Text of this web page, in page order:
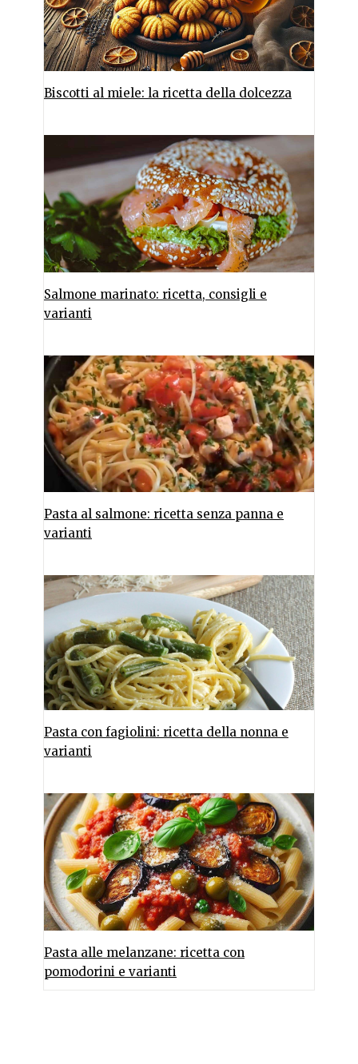
Biscotti al miele: la ricetta della dolcezza
Salmone marinato: ricetta, consigli e
varianti
Pasta al salmone: ricetta senza panna e
varianti
Pasta con fagiolini: ricetta della nonna e
varianti
Pasta alle melanzane: ricetta con
pomodorini e varianti